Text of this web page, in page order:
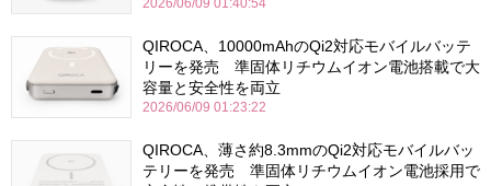
QIROCA、10000mAhのQi2対応モバイルバッテ
リーを発売 準固体リチウムイオン電池搭載で大
容量と安全性を両立
2026/06/09 01:23:22
QIROCA、薄さ約8.3mmのQi2対応モバイルバッ
テリーを発売 準固体リチウムイオン電池採用で